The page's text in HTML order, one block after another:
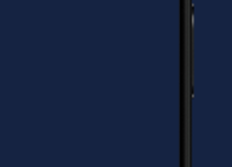
niż 31 kg, więc kurier powinien